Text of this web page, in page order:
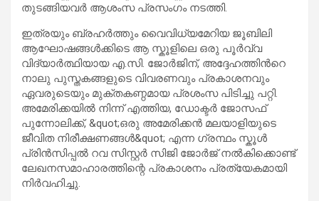
തുടങ്ങിയവർ ആശംസ പ്രസംഗം നടത്തി.
ഇത്രയും ബ്രഹർത്തും വൈവിധ്യമേറിയ ജൂബിലി
ആഘോഷങ്ങൾക്കിടെ ആ സ്കൂളിലെ ഒരു പൂർവ്വ
വിദ്യാർത്ഥിയായ എ.സി. ജോർജിന്, അദ്ദേഹത്തിൻറെ
നാലു പുസ്തകങ്ങളുടെ വിവരണവും പ്രകാശനവും
ഏവരുടെയും മുക്തകണ്ഠമായ പ്രശംസ പിടിച്ചു പറ്റി.
അമേരിക്കയിൽ നിന്ന് എത്തിയ, ഡോക്ടർ ജോസഫ്
പുന്നോലിക്ക്, &quot;ഒരു അമേരിക്കൻ മലയാളിയുടെ
ജീവിത നിരീക്ഷണങ്ങൾ&quot; എന്ന ഗ്രന്ഥം സ്കൂൾ
പ്രിൻസിപ്പൽ റവ സിസ്റ്റർ സിജി ജോർജ് നൽകിക്കൊണ്ട്
ലേഖനസമാഹാരത്തിന്റെ പ്രകാശനം പ്രത്യേകമായി
നിർവഹിച്ചു.